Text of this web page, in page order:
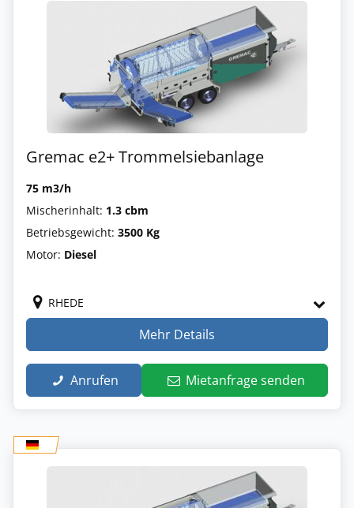
Gremac e2+ Trommelsiebanlage
75 m3/h
Mischerinhalt: 1.3 cbm
Betriebsgewicht: 3500 Kg
Motor: Diesel
RHEDE
Mehr Details
Anrufen Mietanfrage senden